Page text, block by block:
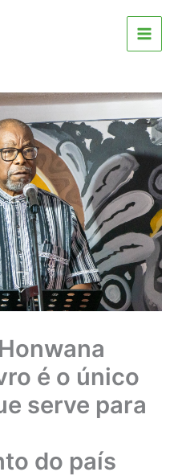
é o único
serve para
do país